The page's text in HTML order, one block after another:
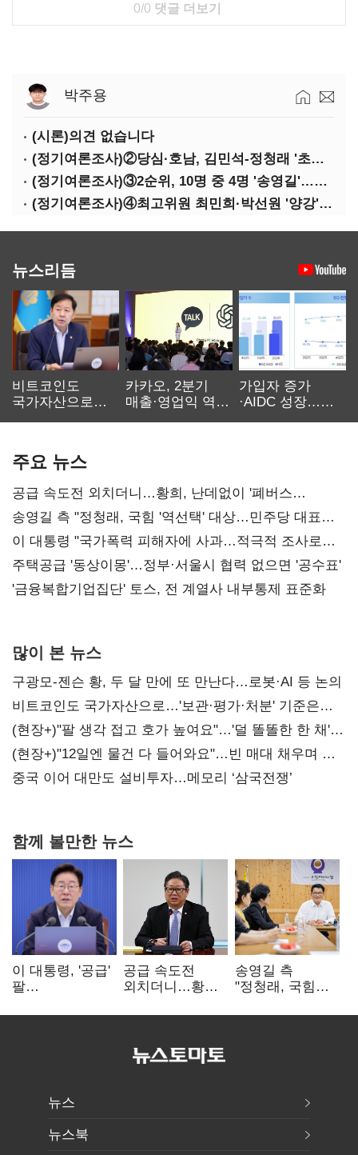
0/0 댓글 더보기
박주용
(시론)의견 없습니다
(정기여론조사)②당심·호남, 김민석-정청래 '초접전'
(정기여론조사)③2순위, 10명 중 4명 '송영길'…정청래 '한 자릿수'
(정기여론조사)④최고위원 최민희·박선원 '양강'…서미화·이성윤·임미애 뒤이어
뉴스리듬
비트코인도
국가자산으로…'
카카오, 2분기
매출·영업익 역대
가입자 증가
·AIDC 성장…
주요 뉴스
공급 속도전 외치더니…황희, 난데없이 '폐버스
리모델링' 제안
송영길 측 "정청래, 국힘 '역선택' 대상…민주당 대표로
총선 지휘 못해"
이 대통령 "국가폭력 피해자에 사과…적극적 조사로
진실 밝혀야"
주택공급 '동상이몽'…정부·서울시 협력 없으면 '공수표'
'금융복합기업집단' 토스, 전 계열사 내부통제 표준화
많이 본 뉴스
구광모-젠슨 황, 두 달 만에 또 만난다…로봇·AI 등 논의
비트코인도 국가자산으로…'보관·평가·처분' 기준은
숙제
(현장+)"팔 생각 접고 호가 높여요"…'덜 똘똘한 한 채'
20억 키맞추기
(현장+)"12일엔 물건 다 들어와요"…빈 매대 채우며 문
연 홈플러스
중국 이어 대만도 설비투자…메모리 ‘삼국전쟁’
함께 볼만한 뉴스
이 대통령, '공급'
팔
여 내부선
공급 속도전
외치더니…황희,
리모델링' 제안
송영길 측
"정청래, 국힘
민주당 대표로
뉴스
뉴스북